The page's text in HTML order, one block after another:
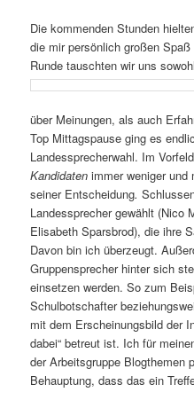
Die kommenden Stunden
die mir persönlich großen
Runde tauschten wir uns sowohl
über Meinungen, als auch
Top Mittagspause ging es
Landessprecherwahl. Im
Kandidaten immer weniger
seiner Entscheidung.
Landessprecher gewählt (Nico
Elisabeth Sparsbrod), die ihre
Davon bin ich überzeugt.
Gruppensprecher hinter sich
einsetzen werden. So zum
Schulbotschafter
mit dem Erscheinungsbild der
dabei“ betreut ist. Ich für
der Arbeitsgruppe Blogthemen
Behauptung, dass das ein